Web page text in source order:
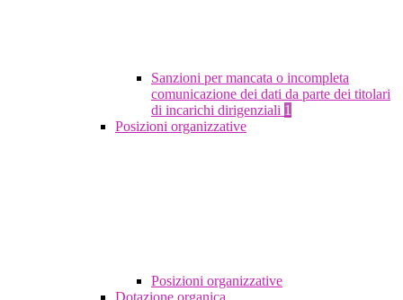
Sanzioni per mancata o incompleta
comunicazione dei dati da parte dei titolari
di incarichi dirigenziali 1
Posizioni organizzative
Posizioni organizzative